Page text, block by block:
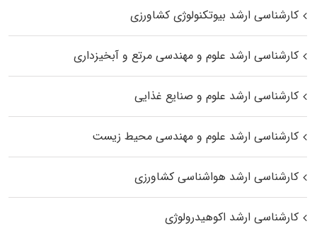
کارشناسی ارشد بیوتکنولوژی کشاورزی
کارشناسی ارشد علوم و مهندسی مرتع و آبخیزداری
کارشناسی ارشد علوم و صنایع غذایی
کارشناسی ارشد علوم و مهندسی محیط زیست
کارشناسی ارشد هواشناسی کشاورزی
کارشناسی ارشد اکوهیدرولوژی